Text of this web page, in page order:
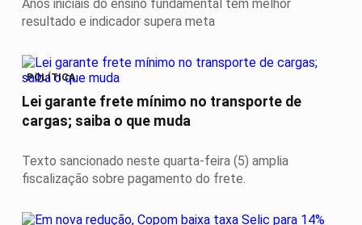
Anos iniciais do ensino fundamental têm melhor
resultado e indicador supera meta
POLÍTICA
Lei garante frete mínimo no transporte de
cargas; saiba o que muda
Texto sancionado neste quarta-feira (5) amplia
fiscalização sobre pagamento do frete.